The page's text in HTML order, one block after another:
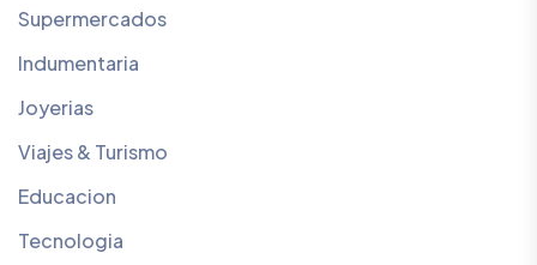
Supermercados
Indumentaria
Joyerias
Viajes & Turismo
Educacion
Tecnologia